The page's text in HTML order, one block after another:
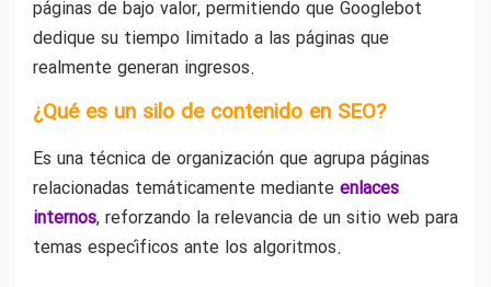
páginas de bajo valor, permitiendo que Googlebot
dedique su tiempo limitado a las páginas que
realmente generan ingresos.
¿Qué es un silo de contenido en SEO?
Es una técnica de organización que agrupa páginas
relacionadas temáticamente mediante enlaces
internos, reforzando la relevancia de un sitio web para
temas específicos ante los algoritmos.